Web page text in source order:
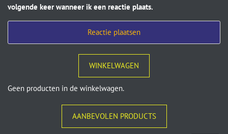
volgende keer wanneer ik een reactie plaats.
WINKELWAGEN
Geen producten in de winkelwagen.
AANBEVOLEN PRODUCTS